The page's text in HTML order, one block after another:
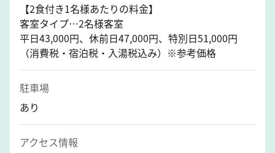
【2食付き1名様あたりの料金】
客室タイプ…2名様客室
平日43,000円、休前日47,000円、特別日51,000円
（消費税・宿泊税・入湯税込み）※参考価格
駐車場
あり
アクセス情報